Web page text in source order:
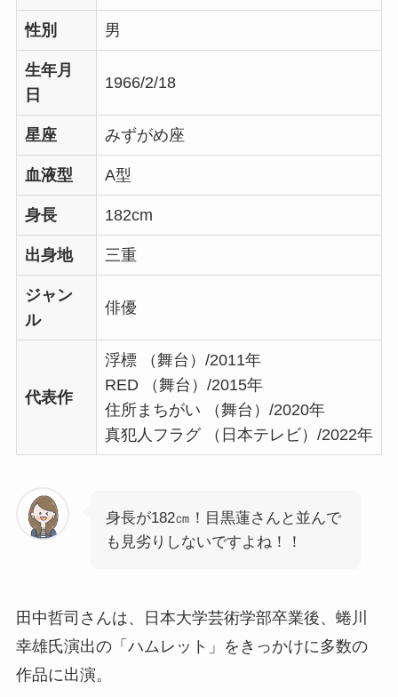
性別 男
生年月
日
1966/2/18
星座 みずがめ座
血液型 A型
身長 182cm
出身地 三重
ジャン
ル
俳優
代表作
浮標 （舞台）/2011年
RED （舞台）/2015年
住所まちがい （舞台）/2020年
真犯人フラグ （日本テレビ）/2022年
身長が182㎝！目黒蓮さんと並んで
も見劣りしないですよね！！
田中哲司さんは、日本大学芸術学部卒業後、蜷川
幸雄氏演出の「ハムレット」をきっかけに多数の
作品に出演。